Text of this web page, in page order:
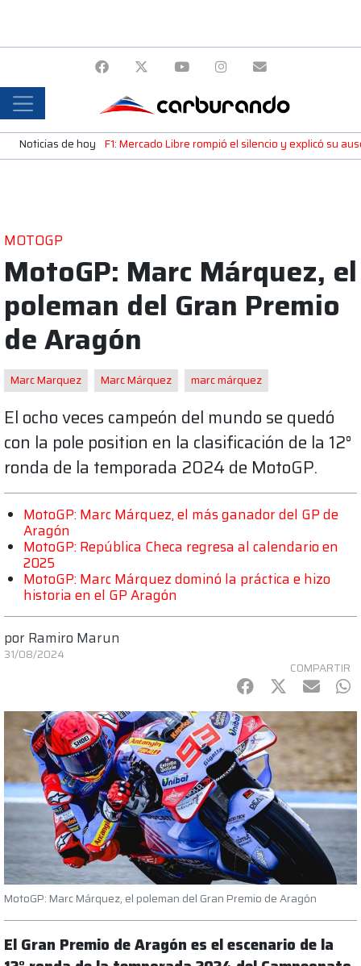
Noticias de hoy F1: Mercado Libre rompió el silencio y explicó su
MOTOGP
MotoGP: Marc Márquez, el
poleman del Gran Premio
de Aragón
Marc Marquez Marc Márquez marc márquez
El ocho veces campeón del mundo se quedó
con la pole position en la clasificación de la 12°
ronda de la temporada 2024 de MotoGP.
MotoGP: Marc Márquez, el más ganador del GP de
Aragón
MotoGP: República Checa regresa al calendario en
2025
MotoGP: Marc Márquez dominó la práctica e hizo
historia en el GP Aragón
por Ramiro Marun
31/08/2024
COMPARTIR
Facebook
Twitter
mail
MotoGP: Marc Márquez, el poleman del Gran Premio de Aragón
El Gran Premio de Aragón es el escenario de la